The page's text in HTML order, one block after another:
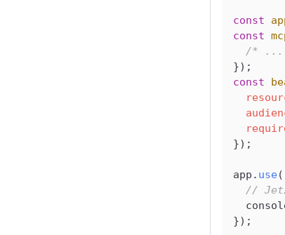
const
const
/*
});
const
});
app . use(
//
});